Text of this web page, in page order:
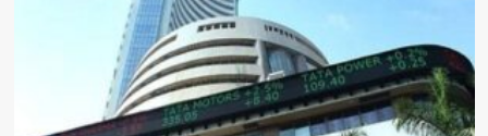
मिलेगी
ज्यादा
पावर,